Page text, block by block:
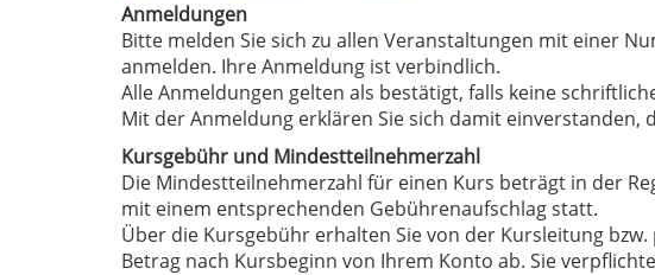
Anmeldungen
Bitte melden Sie sich zu allen Veranstaltungen mit einer
anmelden. Ihre Anmeldung ist verbindlich.
Alle Anmeldungen gelten als bestätigt, falls keine
Mit der Anmeldung erklären Sie sich damit
Kursgebühr und Mindestteilnehmerzahl
Die Mindestteilnehmerzahl für einen Kurs beträgt in der
mit einem entsprechenden Gebührenaufschlag statt.
Über die Kursgebühr erhalten Sie von der Kursleitung
Betrag nach Kursbeginn von Ihrem Konto ab. Sie